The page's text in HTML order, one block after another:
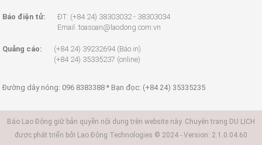
Báo điện tử:
ĐT: (+84 24) 38303032 - 38303034
Email: toasoan@laodong.com.vn
Quảng cáo:
(+84 24) 39232694 (Báo in)
(+84 24) 35335237 (online)
Đường dây nóng: 096 8383388 * Bạn đọc: (+84 24) 35335235
Báo Lao Động giữ bản quyền nội dung trên website này. Chuyên trang DU LỊCH
được phát triển bởi Lao Động Technologies © 2024 - Version: 2.1.0.04.60